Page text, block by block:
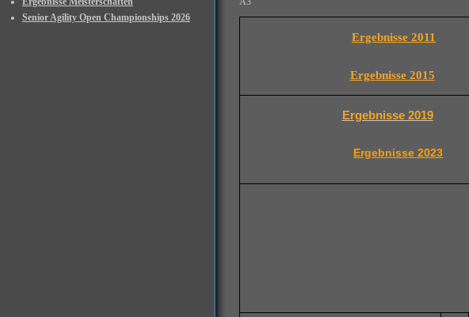
Senior Agility Open Championships 2026
Ergebnisse 2011
Ergebnisse 2015
Ergebnisse 2019
Ergebnisse 2023